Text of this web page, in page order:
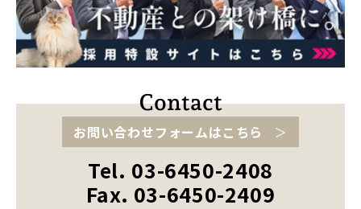
お問い合わせフォームはこちら
Tel. 03-6450-2408
Fax. 03-6450-2409